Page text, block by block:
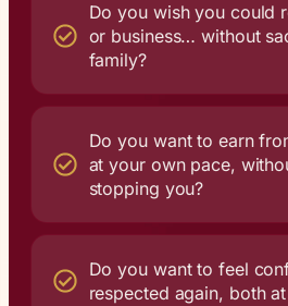
Do you wish you could
or business… without
family?
Do you want to earn
at your own pace,
stopping you?
Do you want to feel
respected again, both